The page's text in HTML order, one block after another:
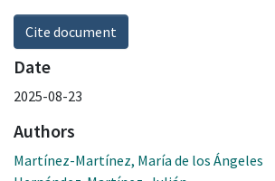
Cite document
Date
2025-08-23
Authors
Martínez-Martínez, María de los Ángeles